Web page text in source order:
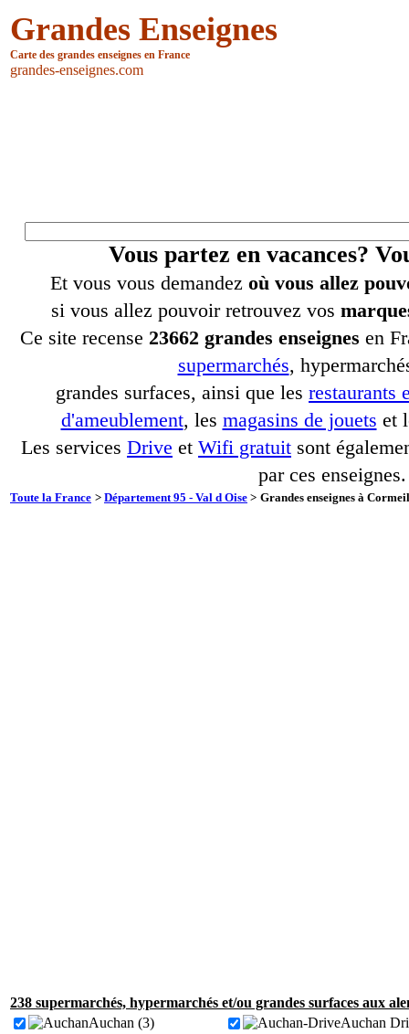
Grandes Enseignes
Carte des grandes enseignes en France
grandes-enseignes.com
Vous partez en vacances?
Et vous vous demandez où vous allez
si vous allez pouvoir retrouvez vos
Ce site recense 23662 grandes enseignes en
supermarchés,
grandes surfaces, ainsi que les restaurants
d'ameublement, les magasins de jouets et
Les services Drive et Wifi gratuit sont
par ces enseignes.
Toute la France > Département 95 - Val d Oise > Grandes enseignes à
238 supermarchés, hypermarchés et/ou grandes surfaces aux
Auchan (3)
Auchan